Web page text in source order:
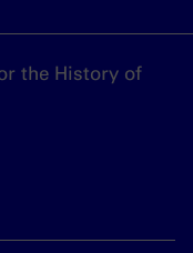
the History of